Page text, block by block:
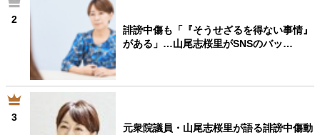
2
誹謗中傷も「『そうせざるを得ない事情』
がある」…山尾志桜里がSNSのバッ…
3
元衆院議員・山尾志桜里が語る誹謗中傷動